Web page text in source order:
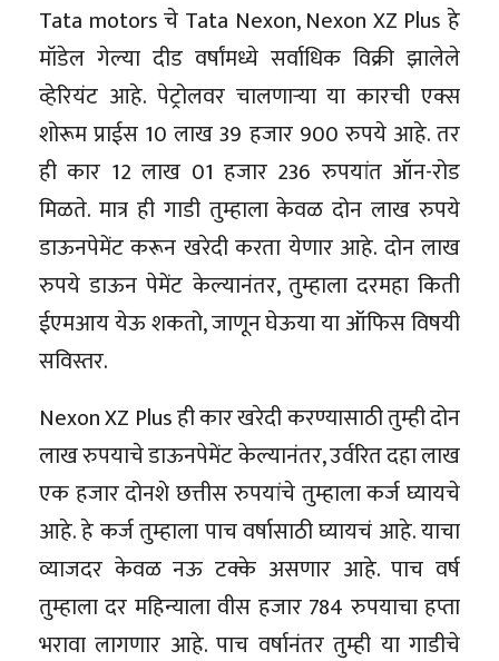
Tata motors चे Tata Nexon, Nexon XZ Plus हे
मॉडेल गेल्या दीड वर्षांमध्ये सर्वाधिक विक्री झालेले
व्हेरियंट आहे. पेट्रोलवर चालणाऱ्या या कारची एक्स
शोरूम प्राईस 10 लाख 39 हजार 900 रुपये आहे. तर
ही कार 12 लाख 01 हजार 236 रुपयांत ऑन-रोड
मिळते. मात्र ही गाडी तुम्हाला केवळ दोन लाख रुपये
डाऊनपेमेंट करून खरेदी करता येणार आहे. दोन लाख
रुपये डाऊन पेमेंट केल्यानंतर, तुम्हाला दरमहा किती
ईएमआय येऊ शकतो, जाणून घेऊया या ऑफिस विषयी
सविस्तर.
Nexon XZ Plus ही कार खरेदी करण्यासाठी तुम्ही दोन
लाख रुपयाचे डाऊनपेमेंट केल्यानंतर, उर्वरित दहा लाख
एक हजार दोनशे छत्तीस रुपयांचे तुम्हाला कर्ज घ्यायचे
आहे. हे कर्ज तुम्हाला पाच वर्षासाठी घ्यायचं आहे. याचा
व्याजदर केवळ नऊ टक्के असणार आहे. पाच वर्ष
तुम्हाला दर महिन्याला वीस हजार 784 रुपयाचा हप्ता
भरावा लागणार आहे. पाच वर्षानंतर तुम्ही या गाडीचे